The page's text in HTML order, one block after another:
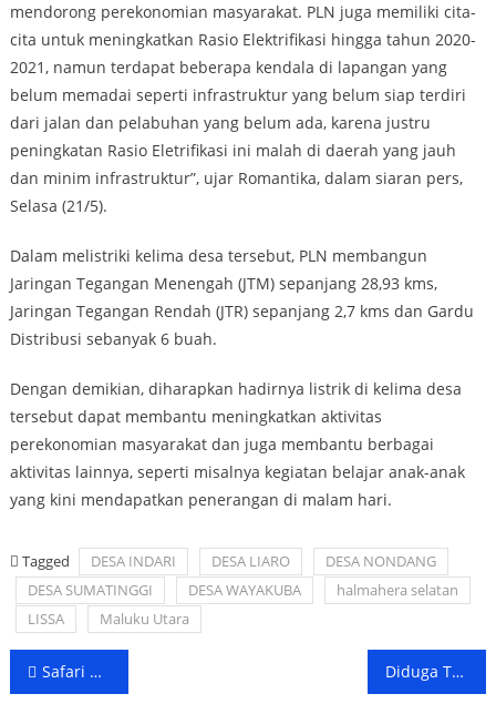
mendorong perekonomian masyarakat. PLN juga memiliki cita-
cita untuk meningkatkan Rasio Elektrifikasi hingga tahun 2020-
2021, namun terdapat beberapa kendala di lapangan yang
belum memadai seperti infrastruktur yang belum siap terdiri
dari jalan dan pelabuhan yang belum ada, karena justru
peningkatan Rasio Eletrifikasi ini malah di daerah yang jauh
dan minim infrastruktur”, ujar Romantika, dalam siaran pers,
Selasa (21/5).
Dalam melistriki kelima desa tersebut, PLN membangun
Jaringan Tegangan Menengah (JTM) sepanjang 28,93 kms,
Jaringan Tegangan Rendah (JTR) sepanjang 2,7 kms dan Gardu
Distribusi sebanyak 6 buah.
Dengan demikian, diharapkan hadirnya listrik di kelima desa
tersebut dapat membantu meningkatkan aktivitas
perekonomian masyarakat dan juga membantu berbagai
aktivitas lainnya, seperti misalnya kegiatan belajar anak-anak
yang kini mendapatkan penerangan di malam hari.
Tagged DESA INDARI DESA LIARO
DESA NONDANG
DESA SUMATINGGI
DESA WAYAKUBA
halmahera selatan
LISSA
Maluku Utara
Post
Safari Ramadan, Dekatkan Harita Group dengan Warga Diduga Terpapar Radikalisme, Polwan Maluku Utara Diamankan di Bandara Juanda